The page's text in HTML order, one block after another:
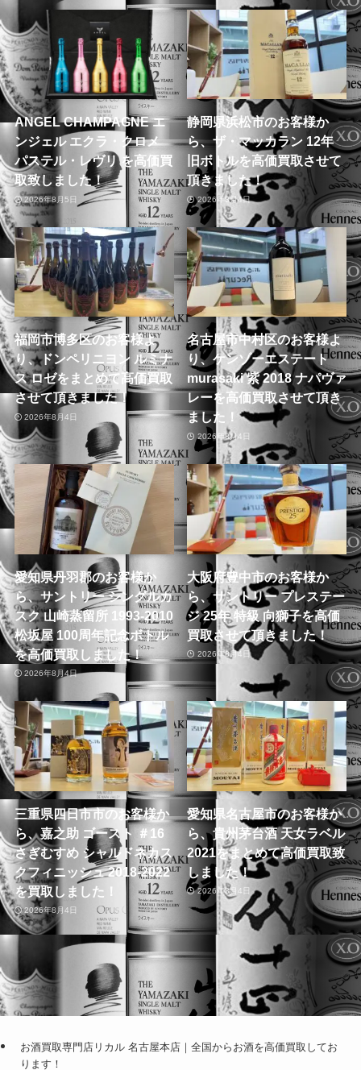
ANGEL CHAMPAGNE エ
ンジェル エクラ・クロメ
パステル・レヴリ を高価買
取致しました！
2026年8月5日
静岡県浜松市のお客様か
ら、ザ・マッカラン 12年
旧ボトルを高価買取させて
頂きました！
2026年8月4日
福岡市博多区のお客様よ
り、ドンペリニヨン ルミナ
ス ロゼをまとめて高価買取
させて頂きました！
2026年8月4日
名古屋市中村区のお客様よ
り、ケンゾーエステート
murasaki 紫 2018 ナパヴァ
レーを高価買取させて頂き
ました！
2026年8月4日
愛知県丹羽郡のお客様か
ら、サントリー シングルカ
スク 山崎蒸留所 1993-2010
松坂屋 100周年記念ボトル
を高価買取しました！
2026年8月4日
大阪府豊中市のお客様か
ら、サントリー プレステー
ジ 25年 特級 向獅子を高価
買取させて頂きました！
2026年8月4日
三重県四日市市のお客様か
ら、嘉之助 ゴースト ＃16
さぎむすめ シャルドネカス
クフィニッシュ 2018-2022
を買取しました！
2026年8月4日
愛知県名古屋市のお客様か
ら、貴州茅台酒 天女ラベル
2021をまとめて高価買取致
しました！
2026年8月4日
お酒買取専門店リカル 名古屋本店｜全国からお酒を高価買取してお
ります！